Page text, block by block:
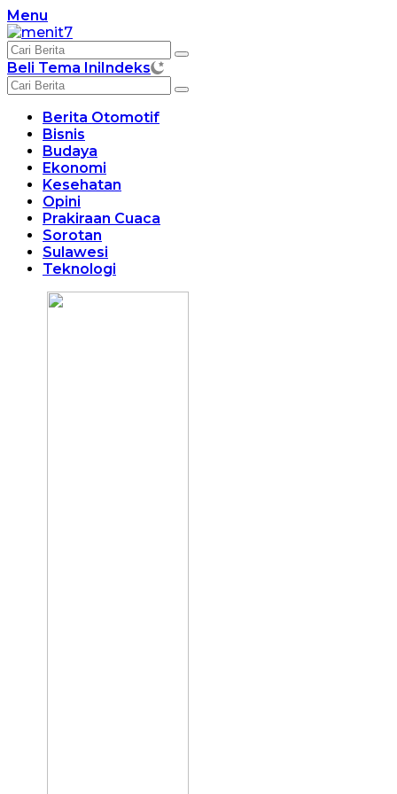
Langsung
ke
konten
Menu
Beli Tema IniIndeks
Berita Otomotif
Bisnis
Budaya
Ekonomi
Kesehatan
Opini
Prakiraan Cuaca
Sorotan
Sulawesi
Teknologi